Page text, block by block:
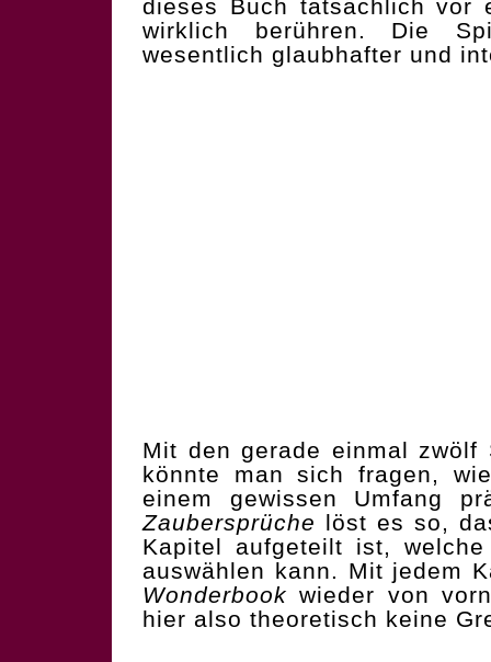
dieses Buch tatsächlich vor
wirklich berühren. Die
wesentlich glaubhafter und
Mit den gerade einmal zwölf
könnte man sich fragen,
einem gewissen Umfang
Zaubersprüche löst es so,
Kapitel aufgeteilt ist,
auswählen kann. Mit jedem
Wonderbook wieder von
hier also theoretisch keine